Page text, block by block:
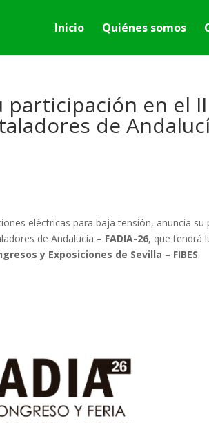
Inicio Quiénes somos
participación en el II
de
eléctricas para baja tensión, anuncia su
de Andalucía – FADIA-26, que tendrá
y Exposiciones de Sevilla – FIBES.